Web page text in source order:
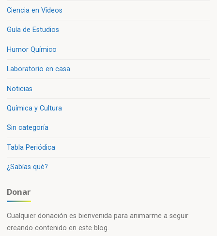
Ciencia en Vídeos
Guía de Estudios
Humor Químico
Laboratorio en casa
Noticias
Química y Cultura
Sin categoría
Tabla Periódica
¿Sabías qué?
Donar
Cualquier donación es bienvenida para animarme a seguir
creando contenido en este blog.